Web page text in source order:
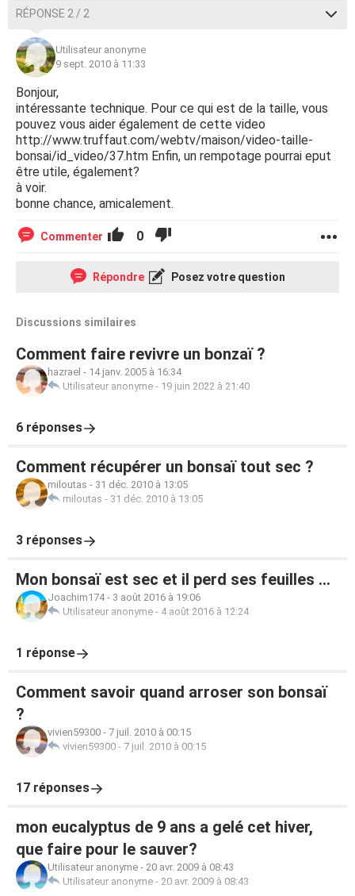
RÉPONSE 2 / 2
Utilisateur anonyme
9 sept. 2010 à 11:33
Bonjour,
intéressante technique. Pour ce qui est de la taille, vous
pouvez vous aider également de cette video
http://www.truffaut.com/webtv/maison/video-taille-
bonsai/id_video/37.htm Enfin, un rempotage pourrai eput
être utile, également?
à voir.
bonne chance, amicalement.
Commenter 0
Répondre Posez votre question
Discussions similaires
Comment faire revivre un bonzaï ?
hazrael - 14 janv. 2005 à 16:34
Utilisateur anonyme - 19 juin 2022 à 21:40
6 réponses
Comment récupérer un bonsaï tout sec ?
miloutas - 31 déc. 2010 à 13:05
miloutas - 31 déc. 2010 à 13:05
3 réponses
Mon bonsaï est sec et il perd ses feuilles ...
Joachim174- 3 août 2016 à 19:06
Utilisateur anonyme - 4 août 2016 à 12:24
1 réponse
Comment savoir quand arroser son bonsaï
?
vivien59300 - 7 juil. 2010 à 00:15
vivien59300 - 7 juil. 2010 à 00:15
17 réponses
mon eucalyptus de 9 ans a gelé cet hiver,
que faire pour le sauver?
Utilisateur anonyme - 20 avr. 2009 à 08:43
Utilisateur anonyme - 20 avr. 2009 à 08:43